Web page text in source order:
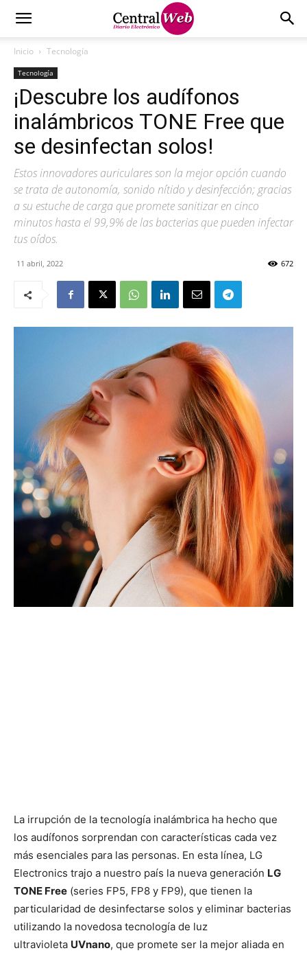
Inicio Tecnología
Tecnología
¡Descubre los audífonos
inalámbricos TONE Free que
se desinfectan solos!
Estos innovadores auriculares son la mejor opción cuando
se trata de autonomía, sonido nítido y desinfección; gracias
a su estuche de carga que promete sanitizar en cinco
minutos hasta el 99,9% de las bacterias que pueden infectar
tus oídos.
11 abril, 2022 672
La irrupción de la tecnología inalámbrica ha hecho que
los audífonos sorprendan con características cada vez
más esenciales para las personas. En esta línea, LG
Electronics trajo a nuestro país la nueva generación LG
TONE Free (series FP5, FP8 y FP9), que tienen la
particularidad de desinfectarse solos y eliminar bacterias
utilizando la novedosa tecnología de luz
ultravioleta UVnano, que promete ser la mejor aliada en